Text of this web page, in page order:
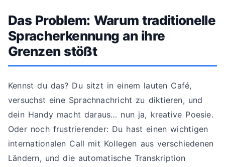
Das Problem: Warum traditionelle
Spracherkennung an ihre
Grenzen stößt
Kennst du das? Du sitzt in einem lauten Café,
versuchst eine Sprachnachricht zu diktieren, und
dein Handy macht daraus… nun ja, kreative Poesie.
Oder noch frustrierender: Du hast einen wichtigen
internationalen Call mit Kollegen aus verschiedenen
Ländern, und die automatische Transkription